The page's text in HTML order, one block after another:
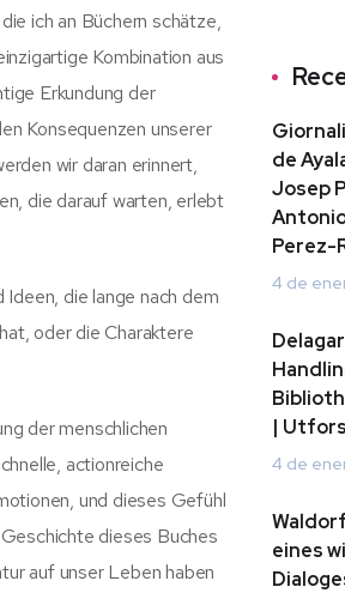
ich an Büchern schätze,
Kombination aus
Erkundung der
Konsequenzen unserer
wir daran erinnert,
die darauf warten, erlebt
Ideen, die lange nach dem
oder die Charaktere
der menschlichen
actionreiche
und dieses Gefühl
dieses Buches
auf unser Leben haben
de
Josep
Perez-
4 de
|
4 de
eines